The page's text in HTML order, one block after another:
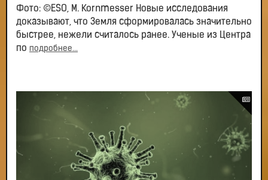
Фото: ©ESO, M. Kornmesser Новые исследования
доказывают, что Земля сформировалась значительно
быстрее, нежели считалось ранее. Ученые из Центра
по подробнее...